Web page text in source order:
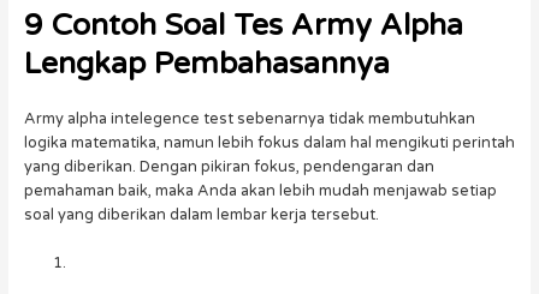
9 Contoh Soal Tes Army Alpha
Lengkap Pembahasannya
Army alpha intelegence test sebenarnya tidak membutuhkan
logika matematika, namun lebih fokus dalam hal mengikuti perintah
yang diberikan. Dengan pikiran fokus, pendengaran dan
pemahaman baik, maka Anda akan lebih mudah menjawab setiap
soal yang diberikan dalam lembar kerja tersebut.